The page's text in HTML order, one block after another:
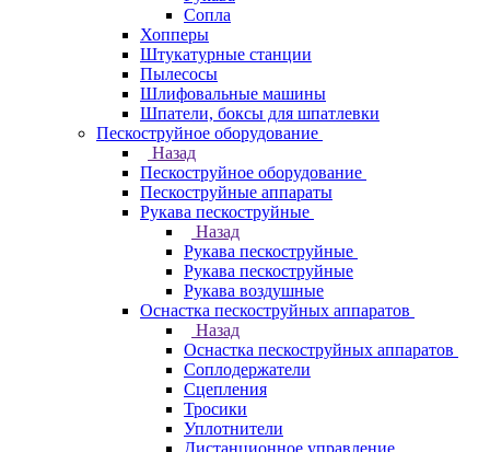
Сопла
Хопперы
Штукатурные станции
Пылесосы
Шлифовальные машины
Шпатели, боксы для шпатлевки
Пескоструйное оборудование
Назад
Пескоструйное оборудование
Пескоструйные аппараты
Рукава пескоструйные
Назад
Рукава пескоструйные
Рукава пескоструйные
Рукава воздушные
Оснастка пескоструйных аппаратов
Назад
Оснастка пескоструйных аппаратов
Соплодержатели
Сцепления
Тросики
Уплотнители
Дистанционное управление